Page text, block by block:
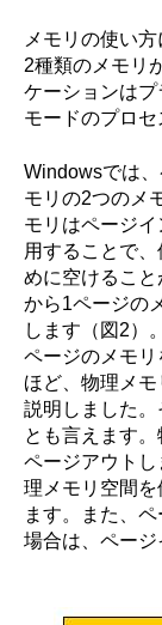
メモリの使い
2種類のメモリ
ケーションは
モードのプロセ
Windowsでは
モリの2つのメ
モリはページ
用することで
めに空けるこ
から1ページの
します（図2）
ページのメモ
ほど、物理メ
説明しました
とも言えます
ページアウト
理メモリ空間
ます。また、
場合は、ページ